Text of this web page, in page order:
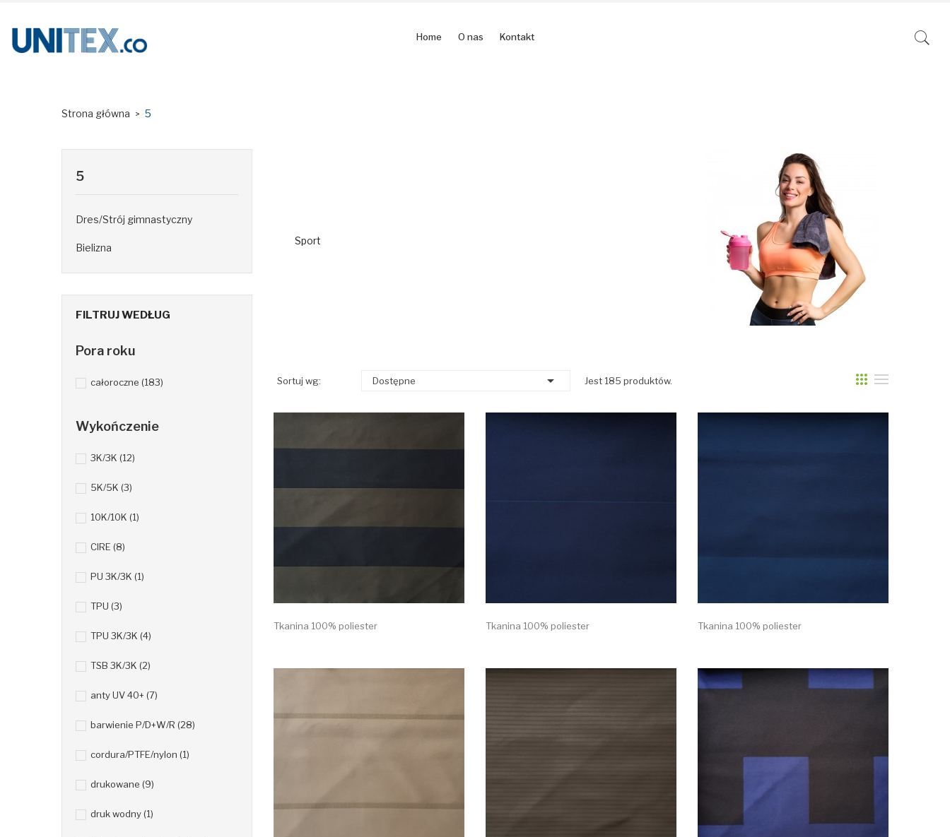
Home O nas Kontakt
Strona główna 5
5
Dres/Strój gimnastyczny
Bielizna
FILTRUJ WEDŁUG
Pora roku
całoroczne (183)
Wykończenie
3K/3K (12)
5K/5K (3)
10K/10K (1)
CIRE (8)
PU 3K/3K (1)
TPU (3)
TPU 3K/3K (4)
TSB 3K/3K (2)
anty UV 40+ (7)
barwienie P/D+W/R (28)
cordura/PTFE/nylon (1)
drukowane (9)
druk wodny (1)
Sport
Sortuj wg: Dostępne  Jest 185 produktów.
Tkanina 100% poliester Tkanina 100% poliester Tkanina 100% poliester